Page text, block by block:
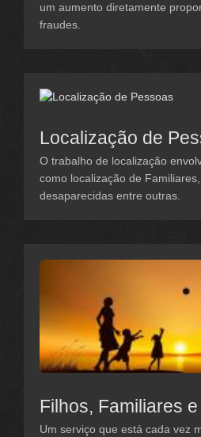
um aumento diretamente
fraudes.
Localização de
O trabalho de localização
como localização de
desaparecidas entre outras.
Filhos, Familiares
Um serviço que está cada vez